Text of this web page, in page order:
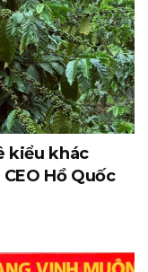
kiểu khác
Hồ Quốc